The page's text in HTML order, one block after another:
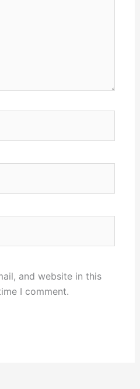
and website in this
I comment.